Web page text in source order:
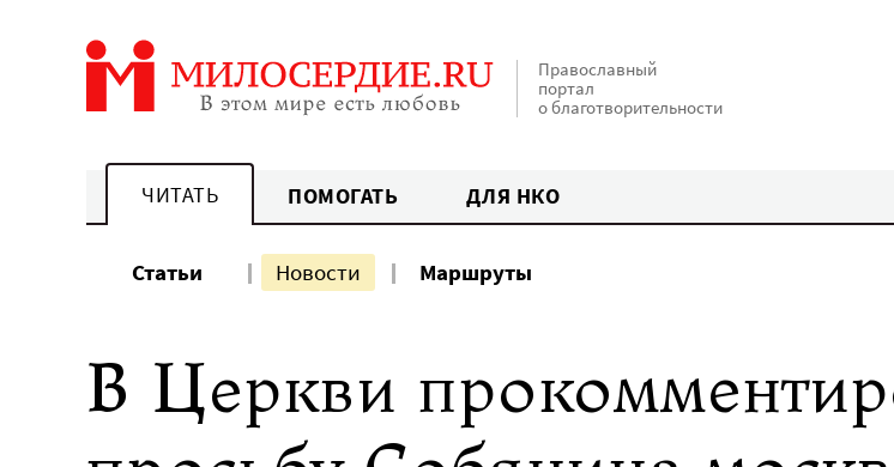
Православный
портал
о благотворительности
ЧИТАТЬ ПОМОГАТЬ ДЛЯ НКО
Статьи Новости Маршруты
В Церкви